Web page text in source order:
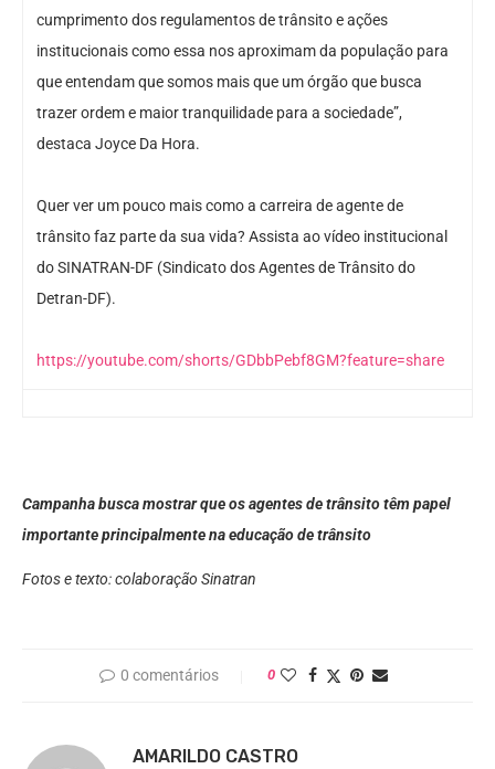
cumprimento dos regulamentos de trânsito e ações
institucionais como essa nos aproximam da população para
que entendam que somos mais que um órgão que busca
trazer ordem e maior tranquilidade para a sociedade”,
destaca Joyce Da Hora.
Quer ver um pouco mais como a carreira de agente de
trânsito faz parte da sua vida? Assista ao vídeo institucional
do SINATRAN-DF (Sindicato dos Agentes de Trânsito do
Detran-DF).
https://youtube.com/shorts/GDbbPebf8GM?feature=share
Campanha busca mostrar que os agentes de trânsito têm papel
importante principalmente na educação de trânsito
Fotos e texto: colaboração Sinatran
0 comentários 0
AMARILDO CASTRO